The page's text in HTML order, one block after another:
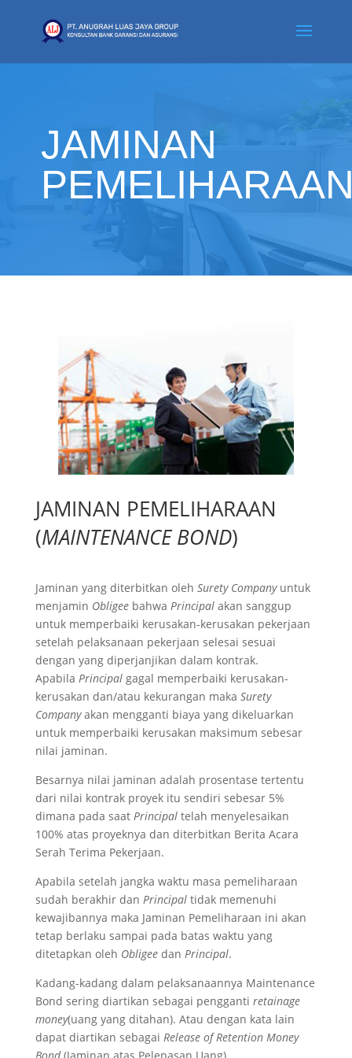
JAMINAN
JAMINAN PEMELIHARAAN
(MAINTENANCE BOND)
Jaminan yang diterbitkan oleh Surety Companyuntuk
menjamin Obligeebahwa Principalakan sanggup
untuk memperbaiki kerusakan-kerusakan pekerjaan
setelah pelaksanaan pekerjaan selesai sesuai
dengan yang diperjanjikan dalam kontrak.
Apabila Principalgagal memperbaiki kerusakan-
kerusakan dan/atau kekurangan maka Surety
Companyakan mengganti biaya yang dikeluarkan
untuk memperbaiki kerusakan maksimum sebesar
nilai jaminan.
Besarnya nilai jaminan adalah prosentase tertentu
dari nilai kontrak proyek itu sendiri sebesar 5%
dimana pada saat Principaltelah menyelesaikan
100% atas proyeknya dan diterbitkan Berita Acara
Serah Terima Pekerjaan.
Apabila setelah jangka waktu masa pemeliharaan
sudah berakhir dan Principaltidak memenuhi
kewajibannya maka Jaminan Pemeliharaan ini akan
tetap berlaku sampai pada batas waktu yang
ditetapkan oleh Obligeedan Principal.
Kadang-kadang dalam pelaksanaannya Maintenance
Bond sering diartikan sebagai pengganti retainage
money(uang yang ditahan). Atau dengan kata lain
dapat diartikan sebagai Release of Retention Money